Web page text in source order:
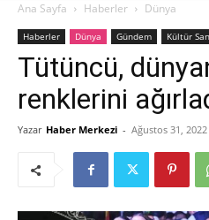
Ana Sayfa Haberler Dünya
Haberler Dünya Gündem Kültür
Tütüncü,
renklerini
Yazar Haber Merkezi - Ağustos 31, 2022